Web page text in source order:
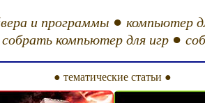
и программы ●компьютер
собрать компьютер для игр ●
● тематические статьи ●